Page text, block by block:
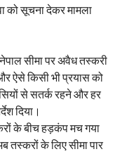
को सूचना देकर मामला
सीमा पर अवैध तस्करी
ऐसे किसी भी प्रयास को
से सतर्क रहने और हर
दिया।
के बीच हड़कंप मच गया
तस्करों के लिए सीमा पार